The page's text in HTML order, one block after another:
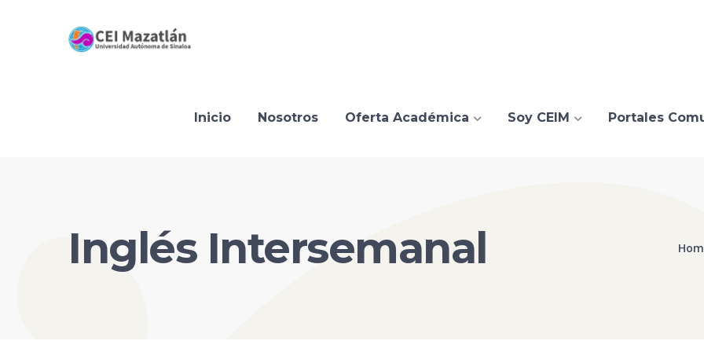
Inicio Nosotros Oferta Académica Soy CEIM Portales
Inglés Intersemanal